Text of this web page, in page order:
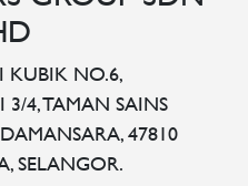
KUBIK NO.6,
3/4, TAMAN SAINS
47810
SELANGOR.